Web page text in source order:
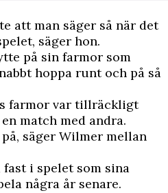
att man säger så när det
säger hon.
på sin farmor som
hoppa runt och på så
farmor var tillräckligt
match med andra.
säger Wilmer mellan
i spelet som sina
några år senare.